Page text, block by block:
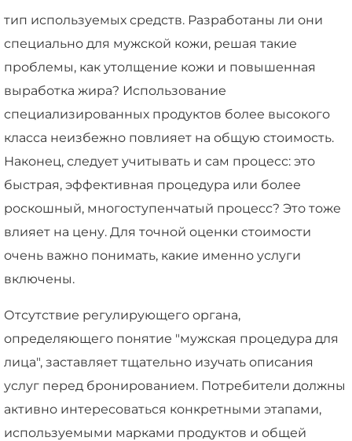
тип используемых средств. Разработаны ли они
специально для мужской кожи, решая такие
проблемы, как утолщение кожи и повышенная
выработка жира? Использование
специализированных продуктов более высокого
класса неизбежно повлияет на общую стоимость.
Наконец, следует учитывать и сам процесс: это
быстрая, эффективная процедура или более
роскошный, многоступенчатый процесс? Это тоже
влияет на цену. Для точной оценки стоимости
очень важно понимать, какие именно услуги
включены.
Отсутствие регулирующего органа,
определяющего понятие "мужская процедура для
лица", заставляет тщательно изучать описания
услуг перед бронированием. Потребители должны
активно интересоваться конкретными этапами,
используемыми марками продуктов и общей